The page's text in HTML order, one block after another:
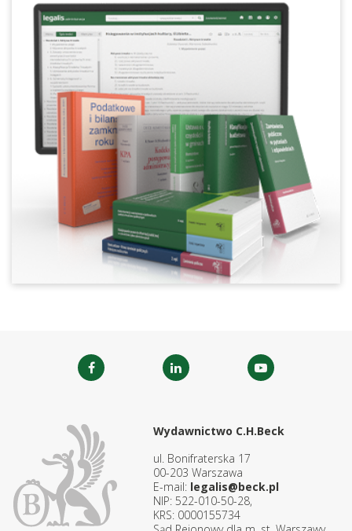
Wydawnictwo C.H.Beck
ul. Bonifraterska 17
00-203 Warszawa
E-mail: legalis@beck.pl
NIP: 522-010-50-28,
KRS: 0000155734